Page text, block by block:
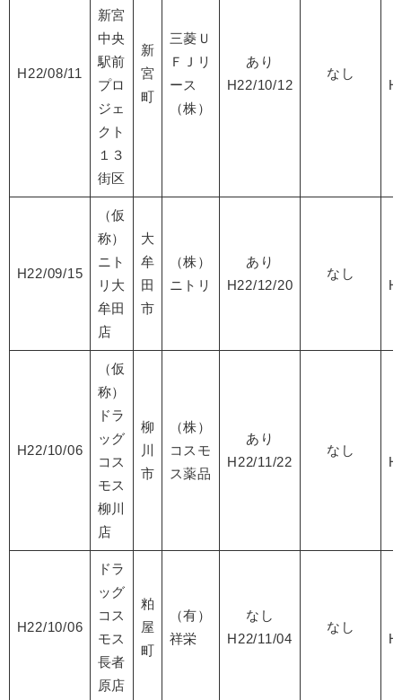
H22/08/11
新宮
中央
駅前
プロ
ジェ
クト
１３
街区
新
宮
町
三菱Ｕ
ＦＪリ
ース
（株）
あり
H22/10/12
なし
H22/09/15
（仮
称）
ニト
リ大
牟田
店
大
牟
田
市
（株）
ニトリ
あり
H22/12/20
なし
H22/10/06
（仮
称）
ドラ
ッグ
コス
モス
柳川
店
柳
川
市
（株）
コスモ
ス薬品
あり
H22/11/22
なし
H22/10/06
ドラ
ッグ
コス
モス
長者
原店
粕
屋
町
（有）
祥栄
なし
H22/11/04
なし